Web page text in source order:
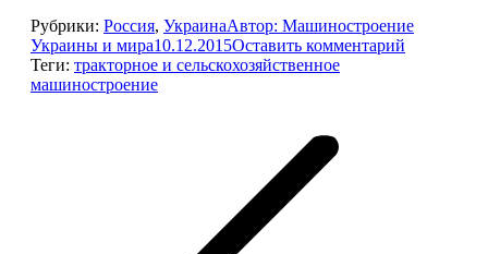
Рубрики: Россия, УкраинаАвтор: Машиностроение
Украины и мира10.12.2015Оставить комментарий
Теги: тракторное и сельскохозяйственное
машиностроение